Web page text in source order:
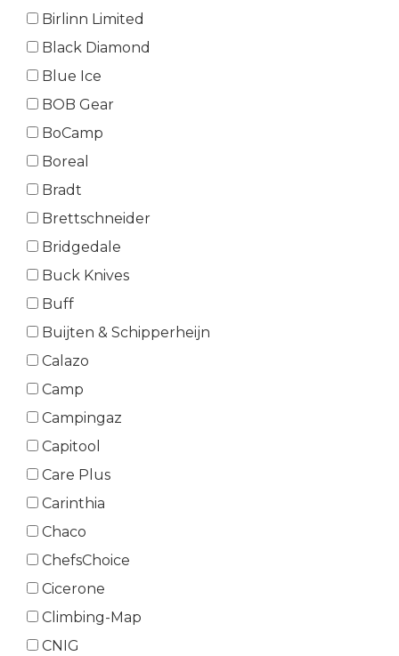
Birlinn Limited
Black Diamond
Blue Ice
BOB Gear
BoCamp
Boreal
Bradt
Brettschneider
Bridgedale
Buck Knives
Buff
Buijten & Schipperheijn
Calazo
Camp
Campingaz
Capitool
Care Plus
Carinthia
Chaco
ChefsChoice
Cicerone
Climbing-Map
CNIG